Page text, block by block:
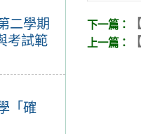
二學期
考試範
「確